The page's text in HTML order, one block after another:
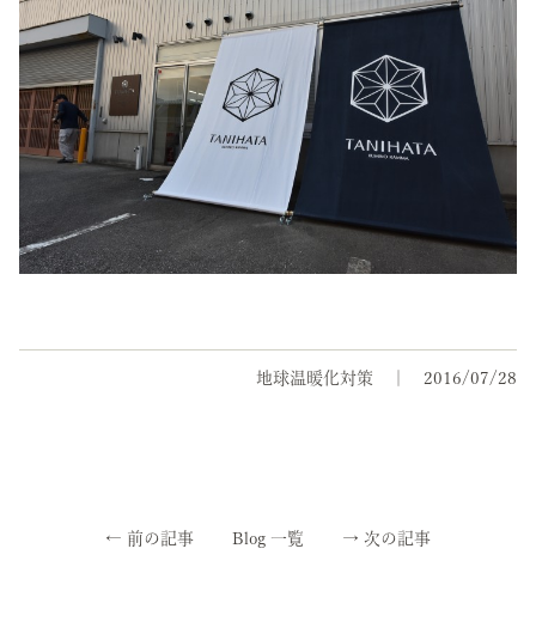
地球温暖化対策 2016/07/28
← 前の記事 Blog 一覧 → 次の記事